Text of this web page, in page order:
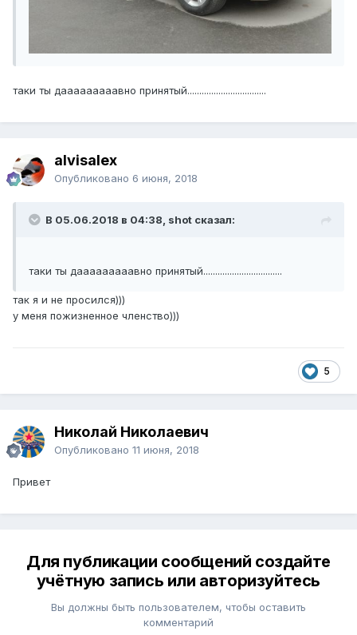
таки ты дааааааааавно принятый.................................
alvisalex
Опубликовано 6 июня, 2018
В 05.06.2018 в 04:38, shot сказал:
таки ты дааааааааавно принятый.................................
так я и не просился)))
у меня пожизненное членство)))
5
Николай Николаевич
Опубликовано 11 июня, 2018
Привет
Для публикации сообщений создайте
учётную запись или авторизуйтесь
Вы должны быть пользователем, чтобы оставить
комментарий